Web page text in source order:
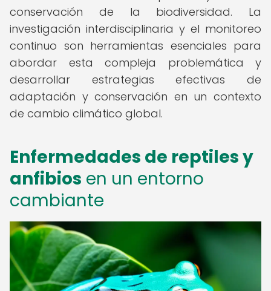
conservación de la biodiversidad. La
investigación interdisciplinaria y el monitoreo
continuo son herramientas esenciales para
abordar esta compleja problemática y
desarrollar estrategias efectivas de
adaptación y conservación en un contexto
de cambio climático global.
Enfermedades de reptiles y
anfibios en un entorno
cambiante